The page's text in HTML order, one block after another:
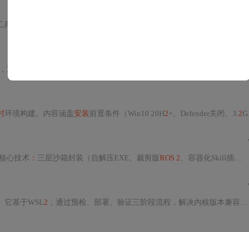
具，采用宿主层代理+轻量容器混合架构，规避WSL
通过预编译、预配置的便携式镜像实现真正‘
环境构建。内容涵盖 安装 前置条件（Win10 20H2+、Defender关闭、3.2GB磁盘空间）、
心技术 ： 三层沙箱封装（自解压EXE、裁剪版ROS 2 、容器化Skill插件），规避
它基于WSL2 ，通过预检、部署、验证三阶段流程，解决内核版本兼容性（如5.15.125.